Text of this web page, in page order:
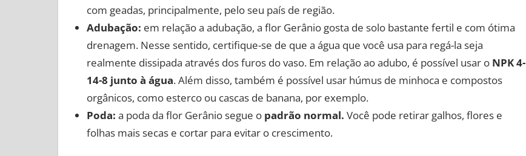
com geadas, principalmente, pelo seu país de região.
Adubação: em relação a adubação, a flor Gerânio gosta de solo bastante fertil e com ótima
drenagem. Nesse sentido, certifique-se de que a água que você usa para regá-la seja
realmente dissipada através dos furos do vaso. Em relação ao adubo, é possível usar oNPK 4-
14-8 junto à água. Além disso, também é possível usar húmus de minhoca e compostos
orgânicos, como esterco ou cascas de banana, por exemplo.
Poda: a poda da flor Gerânio segue o padrão normal. Você pode retirar galhos, flores e
folhas mais secas e cortar para evitar o crescimento.